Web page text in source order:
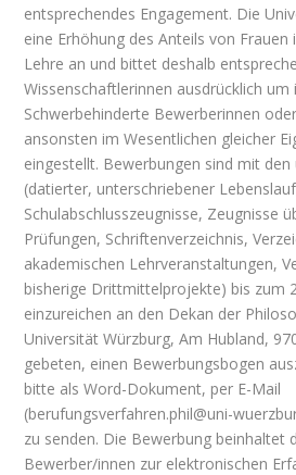
entsprechendes Engagement. Die
eine Erhöhung des Anteils von
Lehre an und bittet deshalb
Wissenschaftlerinnen ausdrücklich um
Schwerbehinderte Bewerberinnen
ansonsten im Wesentlichen gleicher
eingestellt. Bewerbungen sind mit den
(datierter, unterschriebener
Schulabschlusszeugnisse, Zeugnisse
Prüfungen, Schriftenverzeichnis,
akademischen Lehrveranstaltungen,
bisherige Drittmittelprojekte) bis zum
einzureichen an den Dekan der
Universität Würzburg, Am Hubland,
gebeten, einen Bewerbungsbogen
bitte als Word-Dokument, per E-Mail
(berufungsverfahren.phil@uni-
zu senden. Die Bewerbung beinhaltet
Bewerber/innen zur elektronischen